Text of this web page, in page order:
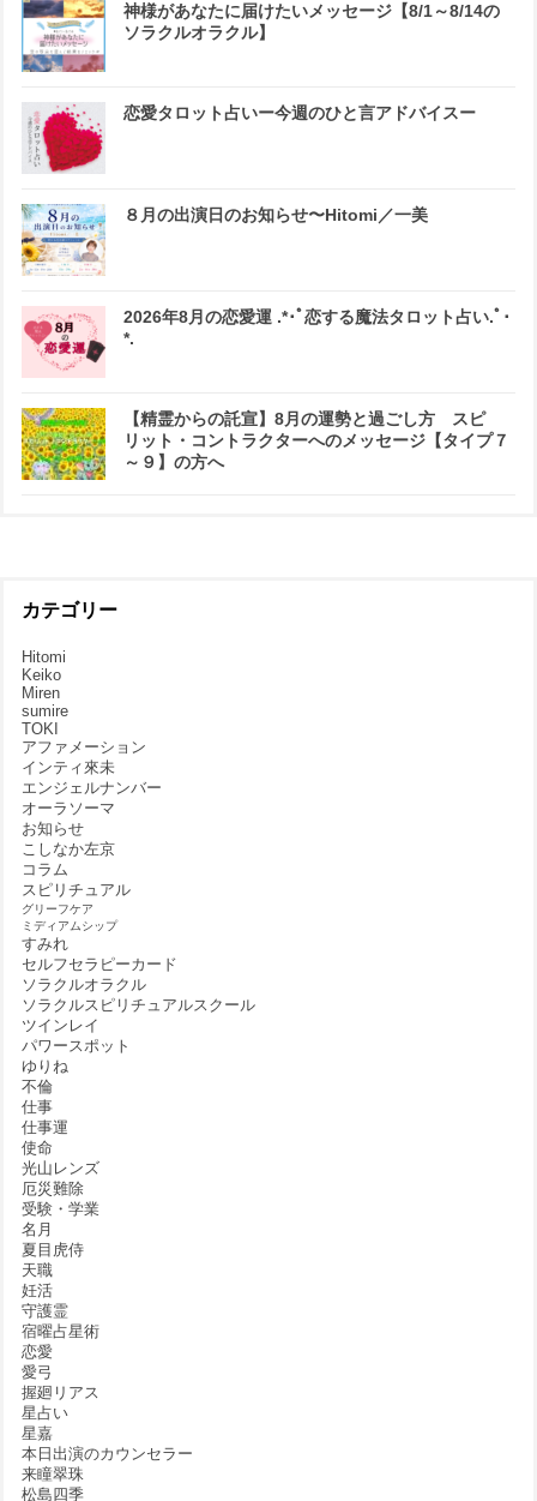
神様があなたに届けたいメッセージ【8/1～8/14の
ソラクルオラクル】
恋愛タロット占いー今週のひと言アドバイスー
８月の出演日のお知らせ〜Hitomi／一美
2026年8月の恋愛運 .*･ﾟ恋する魔法タロット占い.ﾟ･
*.
【精霊からの託宣】8月の運勢と過ごし方 スピ
リット・コントラクターへのメッセージ【タイプ７
～９】の方へ
カテゴリー
Hitomi
Keiko
Miren
sumire
TOKI
アファメーション
インティ來未
エンジェルナンバー
オーラソーマ
お知らせ
こしなか左京
コラム
スピリチュアル
グリーフケア
ミディアムシップ
すみれ
セルフセラピーカード
ソラクルオラクル
ソラクルスピリチュアルスクール
ツインレイ
パワースポット
ゆりね
不倫
仕事
仕事運
使命
光山レンズ
厄災難除
受験・学業
名月
夏目虎侍
天職
妊活
守護霊
宿曜占星術
恋愛
愛弓
握廻リアス
星占い
星嘉
本日出演のカウンセラー
来瞳翠珠
松島四季